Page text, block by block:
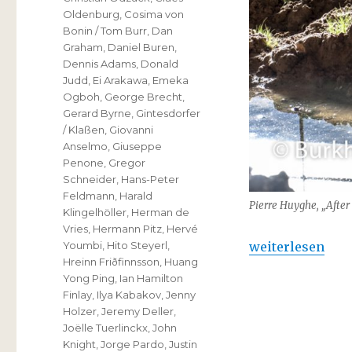
Pierre Huyghe,
„Skulptur
weiterlesen
Oldenburg Cosima von
Bonin / Tom Burr Dan
Graham Daniel Buren
Dennis Adams Donald
Judd Ei Arakawa Emeka
Ogboh George Brecht
Gerard Byrne Gintesdorfer
/ Klaßen Giovanni
Anselmo Giuseppe
Penone Gregor
Schneider Hans-Peter
Feldmann Harald
Klingelhöller Herman de
Vries Hermann Pitz Hervé
Youmbi Hito Steyerl
Hreinn Friðfinnsson Huang
Yong Ping Ian Hamilton
Finlay Ilya Kabakov ,Jenny
Holzer ,Jeremy Deller
Joëlle Tuerlinckx ,John
Knight ,Jorge Pardo ,Justin